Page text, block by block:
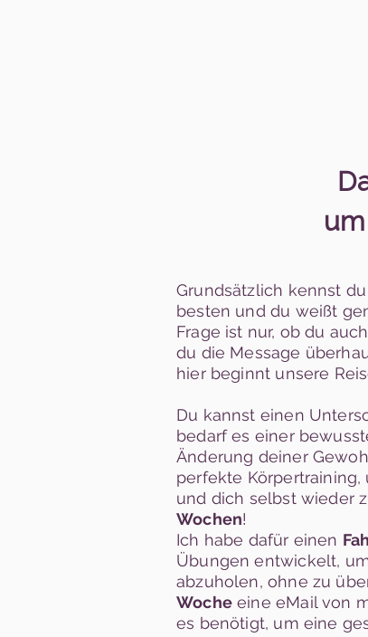
Grundsätzlich kennst
besten und du weißt
Frage ist nur, ob du
du die Message
hier beginnt unsere
Du kannst einen
bedarf es einer
Änderung deiner
perfekte
und dich selbst wieder
Wochen!
Ich habe dafür einen
Übungen entwickelt,
abzuholen, ohne zu
Wocheeine eMail von
es benötigt, um eine